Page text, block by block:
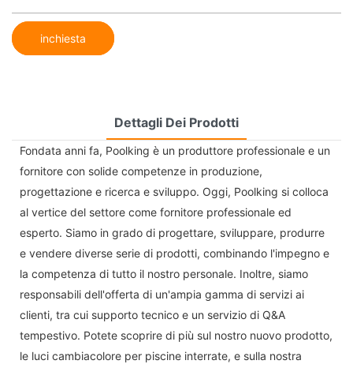
inchiesta
Dettagli Dei Prodotti
Fondata anni fa, Poolking è un produttore professionale e un
fornitore con solide competenze in produzione,
progettazione e ricerca e sviluppo. Oggi, Poolking si colloca
al vertice del settore come fornitore professionale ed
esperto. Siamo in grado di progettare, sviluppare, produrre
e vendere diverse serie di prodotti, combinando l'impegno e
la competenza di tutto il nostro personale. Inoltre, siamo
responsabili dell'offerta di un'ampia gamma di servizi ai
clienti, tra cui supporto tecnico e un servizio di Q&A
tempestivo. Potete scoprire di più sul nostro nuovo prodotto,
le luci cambiacolore per piscine interrate, e sulla nostra